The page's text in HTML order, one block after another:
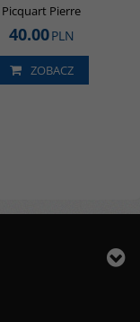
Picquart Pierre
40.00PLN
ZOBACZ